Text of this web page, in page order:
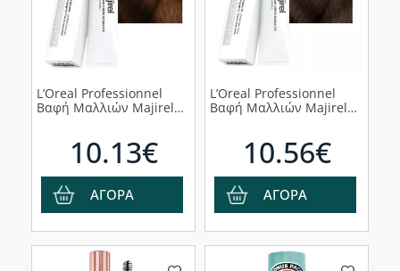
L’Oreal Professionnel
Βαφή Μαλλιών Majirel
10.13€
ΑΓΟΡΑ
L’Oreal Professionnel
Βαφή Μαλλιών Majirel
10.56€
ΑΓΟΡΑ